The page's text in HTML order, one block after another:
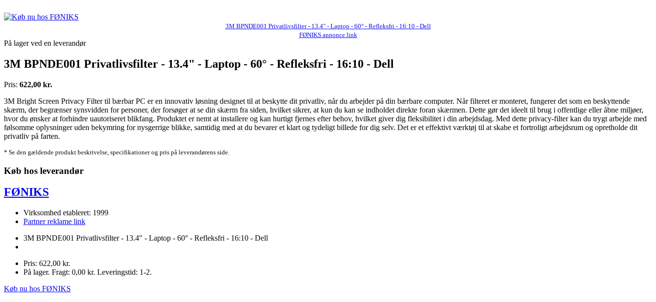
3M BPNDE001 Privatlivsfilter - 13.4" - Laptop - 60° - Refleksfri - 16:10 - Dell
FØNIKS annonce link
På lager ved en leverandør
3M BPNDE001 Privatlivsfilter - 13.4" - Laptop - 60° - Refleksfri - 16:10 - Dell
Pris: 622,00 kr.
3M Bright Screen Privacy Filter til bærbar PC er en innovativ løsning designet til at beskytte dit privatliv, når du arbejder på din bærbare computer. Når filteret er monteret, fungerer det som en beskyttende
skærm, der begrænser synsvidden for personer, der forsøger at se din skærm fra siden, hvilket sikrer, at kun du kan se indholdet direkte foran skærmen. Dette gør det ideelt til brug i offentlige eller åbne miljøer,
hvor du ønsker at forhindre uautoriseret blikfang. Produktet er nemt at installere og kan hurtigt fjernes efter behov, hvilket giver dig fleksibilitet i din arbejdsdag. Med dette privacy-filter kan du trygt arbejde med
følsomme oplysninger uden bekymring for nysgerrige blikke, samtidig med at du bevarer et klart og tydeligt billede for dig selv. Det er et effektivt værktøj til at skabe et fortroligt arbejdsrum og opretholde dit
privatliv på farten.
* Se den gældende produkt beskrivelse, specifikationer og pris på leverandørens side.
Køb hos leverandør
FØNIKS
Virksomhed etableret: 1999
Partner reklame link
3M BPNDE001 Privatlivsfilter - 13.4" - Laptop - 60° - Refleksfri - 16:10 - Dell
Pris: 622,00 kr.
På lager. Fragt: 0,00 kr. Leveringstid: 1-2.
Køb nu hos FØNIKS